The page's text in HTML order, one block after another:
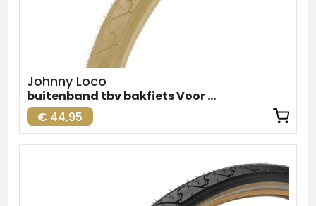
Johnny Loco
buitenband tbv bakfiets Voor Creme 24inch
€ 44,95